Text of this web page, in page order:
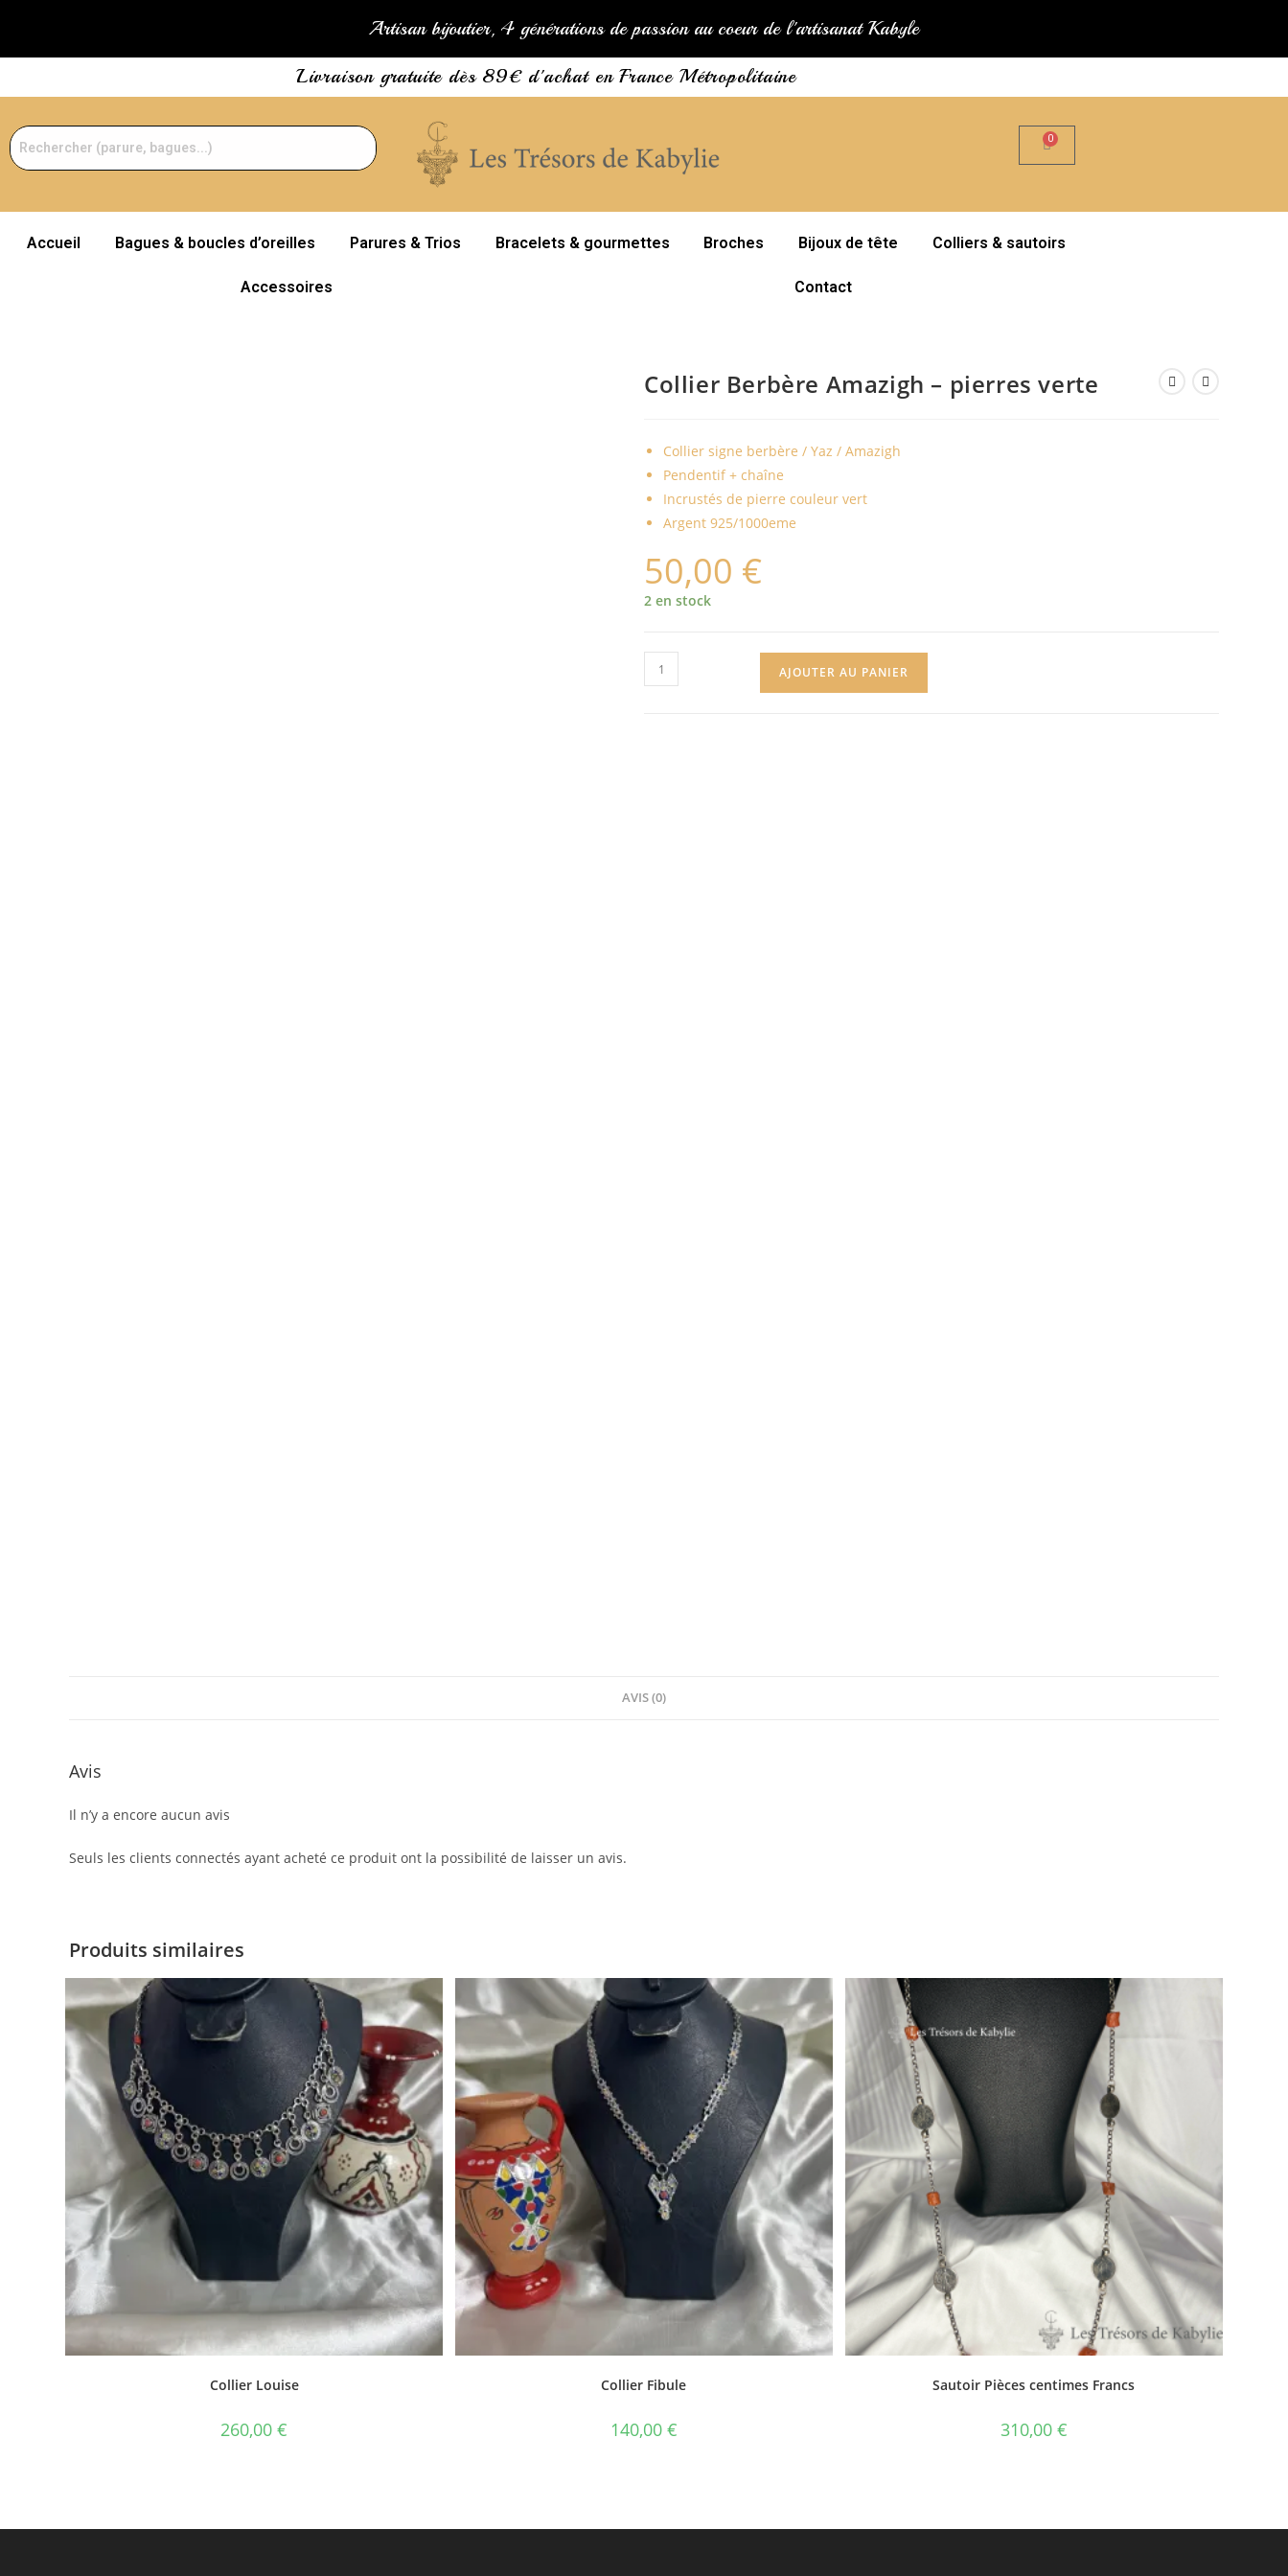
Artisan bijoutier, 4 générations de passion au coeur de l'artisanat Kabyle
Livraison gratuite dès 89€ d'achat en France Métropolitaine
Accueil Bagues & boucles d’oreilles Parures & Trios Bracelets & gourmettes Broches Bijoux de tête Colliers & sautoirs
Accessoires Contact
Collier Berbère Amazigh – pierres verte
Collier signe berbère / Yaz / Amazigh
Pendentif + chaîne
Incrustés de pierre couleur vert
Argent 925/1000eme
50,00 €
2 en stock
AJOUTER AU PANIER
AVIS (0)
Avis
Il n’y a encore aucun avis
Seuls les clients connectés ayant acheté ce produit ont la possibilité de laisser un avis.
Produits similaires
Collier Louise
260,00€
Collier Fibule
140,00 €
Sautoir Pièces centimes Francs
310,00 €